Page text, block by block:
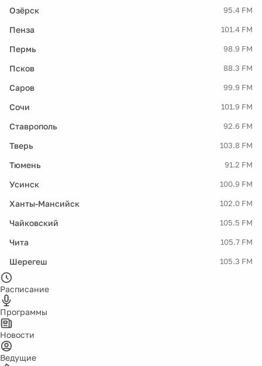
Озёрск 95.4 FM
Пенза 101.4 FM
Пермь 98.9 FM
Псков 88.3 FM
Саров 99.9 FM
Сочи 101.9 FM
Ставрополь 92.6 FM
Тверь 103.8 FM
Тюмень 91.2 FM
Усинск 100.9 FM
Ханты-Мансийск 102.0 FM
Чайковский 105.5 FM
Чита 105.7 FM
Шерегеш 105.3 FM
Расписание
Программы
Новости
Ведущие